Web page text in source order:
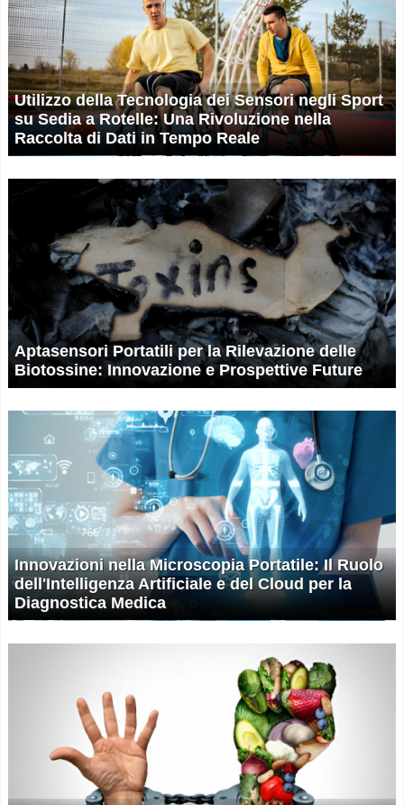
Utilizzo della Tecnologia dei Sensori negli Sport
su Sedia a Rotelle: Una Rivoluzione nella
Raccolta di Dati in Tempo Reale
Aptasensori Portatili per la Rilevazione delle
Biotossine: Innovazione e Prospettive Future
Innovazioni nella Microscopia Portatile: Il Ruolo
dell'Intelligenza Artificiale e del Cloud per la
Diagnostica Medica